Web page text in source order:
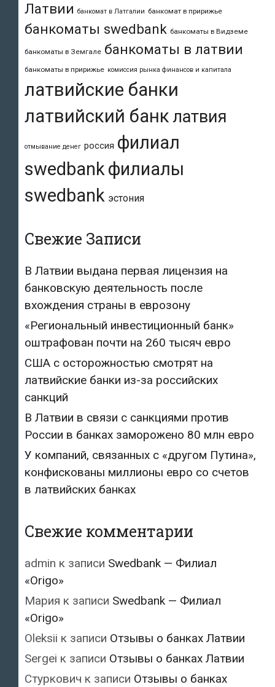
Латвии банкомат в Латгалии банкомат в пририжье
банкоматы swedbank банкоматы в Видземе
банкоматы в Земгале банкоматы в латвии
банкоматы в пририжье комиссия рынка финансов и капитала
латвийские банки
латвийский банк латвия
отмывание денег россия филиал
swedbankфилиалы
swedbank эстония
Свежие Записи
В Латвии выдана первая лицензия на
банковскую деятельность после
вхождения страны в еврозону
«Региональный инвестиционный банк»
оштрафован почти на 260 тысяч евро
США с осторожностью смотрят на
латвийские банки из-за российских
санкций
В Латвии в связи с санкциями против
России в банках заморожено 80 млн евро
У компаний, связанных с «другом Путина»,
конфискованы миллионы евро со счетов
в латвийских банках
Свежие комментарии
admin к записи Swedbank — Филиал
«Origo»
Мария к записи Swedbank — Филиал
«Origo»
Oleksii к записи Отзывы о банках Латвии
Sergei к записи Отзывы о банках Латвии
Стуркович к записи Отзывы о банках